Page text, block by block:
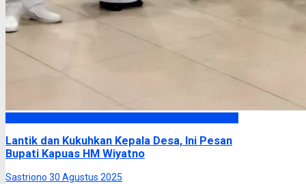
Lantik dan Kukuhkan Kepala Desa, Ini Pesan
Bupati Kapuas HM Wiyatno
Sastriono 30 Agustus 2025